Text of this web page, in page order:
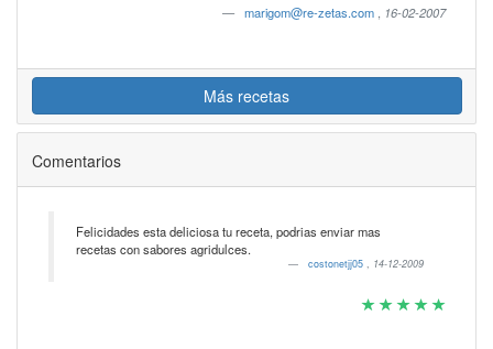
marigom@re-zetas.com 16-02-2007
Más recetas
Comentarios
Felicidades esta deliciosa tu receta, podrias enviar mas
recetas con sabores agridulces.
costonetjj05 , 14-12-2009